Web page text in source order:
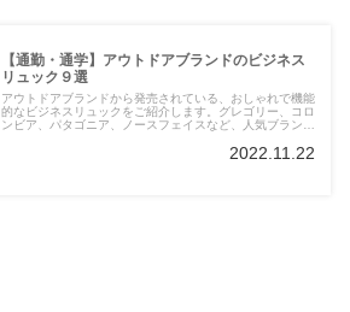
【通勤・通学】アウトドアブランドのビジネス
リュック９選
アウトドアブランドから発売されている、おしゃれで機能
的なビジネスリュックをご紹介します。グレゴリー、コロ
ンビア、パタゴニア、ノースフェイスなど、人気ブランド
2022.11.22